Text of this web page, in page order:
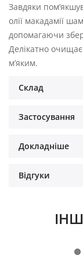
Завдяки
олії макадамії
допомагаючи
Делікатно очищає
м’яким.
Склад
Застосування
Докладніше
Відгуки